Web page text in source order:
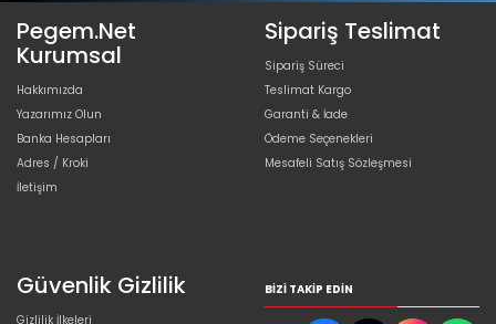
Pegem.Net
Kurumsal
Hakkımızda
Yazarımız Olun
Banka Hesapları
Adres / Kroki
İletişim
Sipariş Teslimat
Sipariş Süreci
Teslimat Kargo
Garanti & İade
Ödeme Seçenekleri
Mesafeli Satış Sözleşmesi
Güvenlik Gizlilik
Gizlilik İlkeleri
BIZI TAKIP EDIN